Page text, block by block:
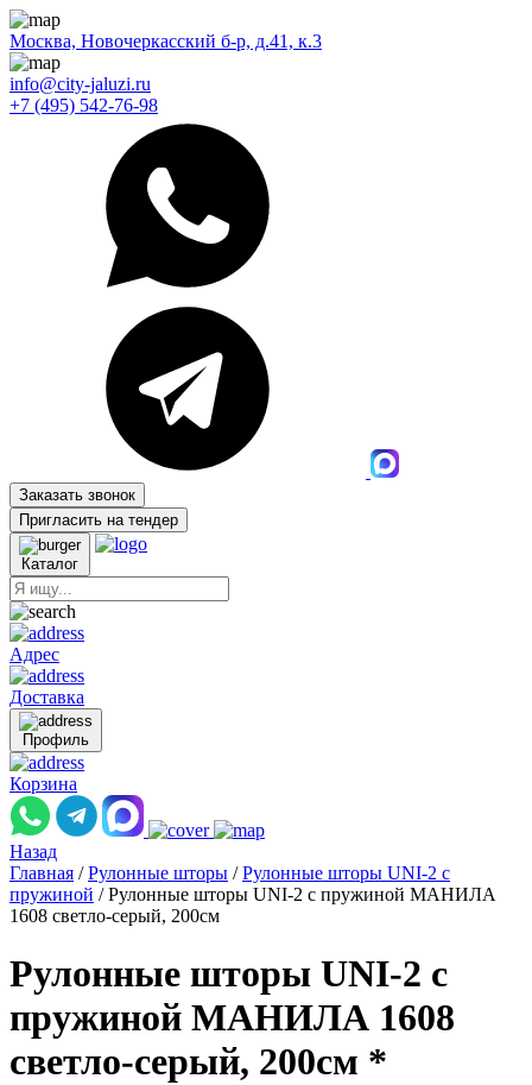
Москва, Новочеркасский б-р, д.41, к.3
info@city-jaluzi.ru
+7 (495) 542-76-98
Заказать звонок
Пригласить на тендер
Каталог
Адрес
Доставка
Профиль
Корзина
Назад
Главная / Рулонные шторы / Рулонные шторы UNI-2 с
пружиной / Рулонные шторы UNI-2 с пружиной МАНИЛА
1608 светло-серый, 200см
Рулонные шторы UNI-2 с
пружиной МАНИЛА 1608
светло-серый, 200см *